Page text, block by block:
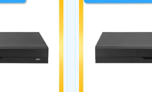
VGA âm thanh hai